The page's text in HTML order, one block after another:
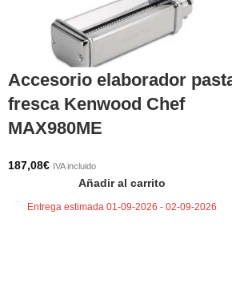
Accesorio elaborador
fresca Kenwood Chef
MAX980ME
187,08€ IVA incluido
Añadir al carrito
Entrega estimada 01-09-2026 - 02-09-2026